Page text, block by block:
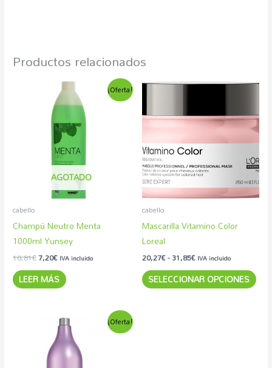
Productos relacionados
¡Oferta!
AGOTADO
cabello
Champú Neutro Menta
1000ml Yunsey
10,81€
precio
original
era:
10,81€.
7,20€
El
precio
actual
7,20€.
IVA incluido
LEER MÁS
cabello
Mascarilla Vitamino Color
Loreal
20,27€-31,85€
Rango
desde
20,27€
31,85€
IVA incluido
SELECCIONAR OPCIONES
Este
Las
se
de
¡Oferta!
Rango
de
precios:
desde
10,90€
Este
producto